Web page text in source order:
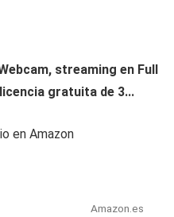
streaming en Full
gratuita de 3...
en Amazon
Amazon.es